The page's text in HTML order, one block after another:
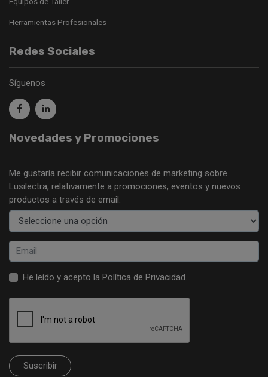
Herramientas Profesionales
Redes Sociales
Síguenos
Novedades y Promociones
Me gustaría recibir comunicaciones de marketing sobre
Lusilectra, relativamente a promociones, eventos y nuevos
productos a través de email.
He leído y acepto la Política de Privacidad.
Suscribir